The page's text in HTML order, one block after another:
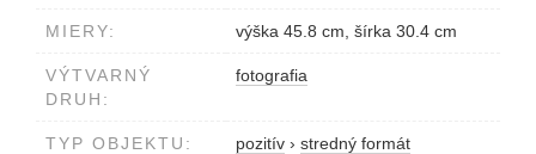
MIERY: výška 45.8 cm, šírka 30.4 cm
VÝTVARNÝ
DRUH:
fotografia
TYP OBJEKTU: pozitív › stredný formát